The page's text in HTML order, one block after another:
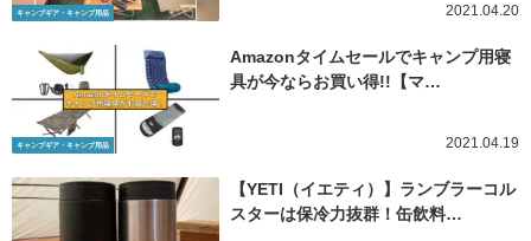
キャンプギア・キャンプ用品 2021.04.20
キャンプギア・キャンプ用品
Amazonタイムセールでキャンプ用寝
具が今ならお買い得!!【マ…
2021.04.19
【YETI（イエティ）】ランブラーコル
スターは保冷力抜群！缶飲料…